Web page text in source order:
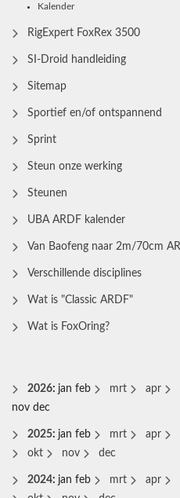
Kalender
RigExpert FoxRex 3500
SI-Droid handleiding
Sitemap
Sportief en/of ontspannend
Sprint
Steun onze werking
Steunen
UBA ARDF kalender
Van Baofeng naar 2m/70cm
Verschillende disciplines
Wat is "Classic ARDF"
Wat is FoxOring?
2026: jan feb mrt apr
nov dec
2025: jan feb mrt apr
okt
nov dec
2024: jan feb mrt apr